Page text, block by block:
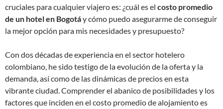
cruciales para cualquier viajero es: ¿cuál es el costo promedio
de un hotel en Bogotáy cómo puedo asegurarme de conseguir
la mejor opción para mis necesidades y presupuesto?
Con dos décadas de experiencia en el sector hotelero
colombiano, he sido testigo de la evolución de la oferta y la
demanda, así como de las dinámicas de precios en esta
vibrante ciudad. Comprender el abanico de posibilidades y los
factores que inciden en el costo promedio de alojamiento es